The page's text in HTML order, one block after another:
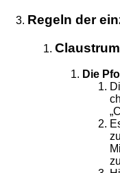
Regeln der
Die